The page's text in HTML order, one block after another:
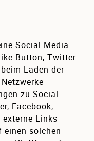
Social Media
Button, Twitter
Laden der
zu Social
Facebook,
Links
einen solchen